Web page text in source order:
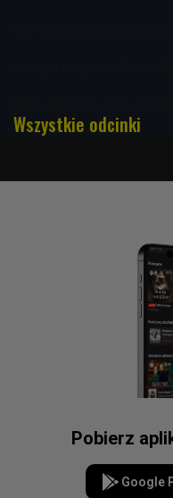
Wszystkie odcinki
Pobierz
Google